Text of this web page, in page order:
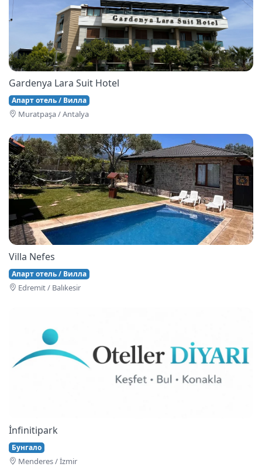
Gardenya Lara Suit Hotel
Апарт отель / Вилла
Muratpaşa / Antalya
Villa Nefes
Апарт отель / Вилла
Edremi̇t / Balıkesir
İnfinitipark
Бунгало
Menderes / İzmir